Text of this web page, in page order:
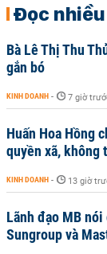
Đọc
Bà Lê Thị Thu
gắn bó
KINH DOANH - 7 giờ
Huấn Hoa Hồng
quyền xã, không
KINH DOANH - 13 giờ
Lãnh đạo MB
Sungroup và